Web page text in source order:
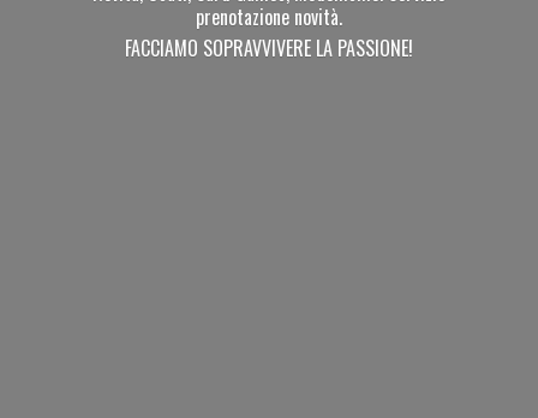
prenotazione novità.
FACCIAMO SOPRAVVIVERE LA PASSIONE!